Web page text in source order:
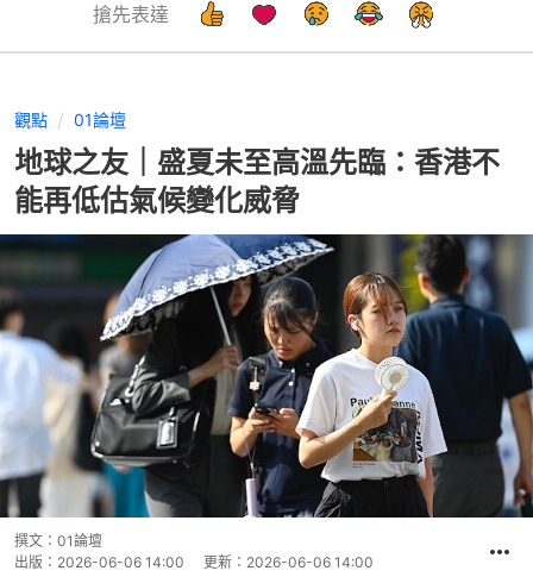
搶先表達
觀點 01論壇
地球之友｜盛夏未至高溫先臨：香港不
能再低估氣候變化威脅
撰文： 01論壇
出版： 2026-06-06 14:00 更新： 2026-06-06 14:00